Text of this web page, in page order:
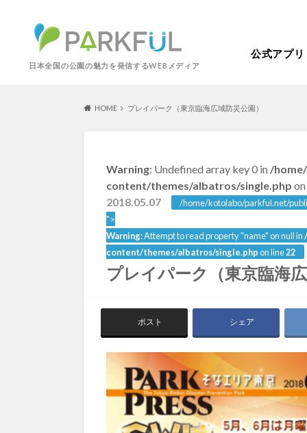
日本全国の公園の魅力を発信するWEBメディア
公式アプリ
芝生広場 幼
景色が良い
カフェ・レストラン
アスレチックコース
プレーパーク
キャンプ場 バ
ライトアップ
北海道・東北
北海道
甲信越・東海・北陸
新潟 富山
梅・桜の名所 景色が良い
紅葉の名所
動物園・ふれあい 歴史・文化財
屋内遊び場 アスレチッ
コトブキ事例 洋式庭園
夜景スポット Pickup
バスケットゴール ふわふわド
ライトアップ イルミネー
HOME プレイパーク（東京臨海広域防災公園）
Warning: Undefined array key 0 in /
content/themes/albatros/single.php
2018.05.07
/home/kotolabo/parkful.net/
">
Warning: Attempt to read property "name" on null in
content/themes/albatros/single.phpon line22
プレイパーク（東京臨海
ポスト シェア